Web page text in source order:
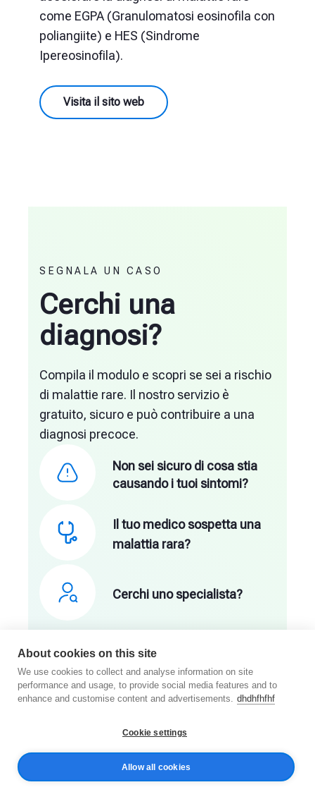
come EGPA (Granulomatosi eosinofila con
poliangiite) e HES (Sindrome
Ipereosinofila).
Visita il sito web
SEGNALA UN CASO
Cerchi una
diagnosi?
Compila il modulo e scopri se sei a rischio
di malattie rare. Il nostro servizio è
gratuito, sicuro e può contribuire a una
diagnosi precoce.
Non sei sicuro di cosa stia
causando i tuoi sintomi?
Il tuo medico sospetta una
malattia rara?
Cerchi uno specialista?
Analizzai tuoi
sintomionline
About cookies on this site
We use cookies to collect and analyse information on site
performance and usage, to provide social media features and to
enhance and customise content and advertisements. dhdhfhfhf
Cookie settings
Allow all cookies